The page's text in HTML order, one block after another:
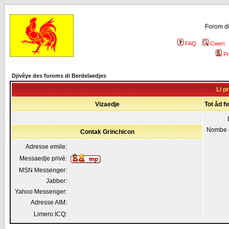
Forom
FAQ
Cweri
Djivêye des foroms di Berdelaedjes
Li
Vizaedje Tot åd
Contak Grinchicon
Adresse emile:
Messaedje privé:
MSN Messenger:
Jabber:
Yahoo Messenger:
Adresse AIM:
Limero ICQ: